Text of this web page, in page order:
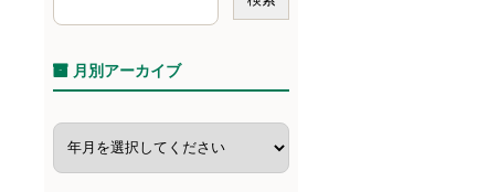
月別アーカイブ